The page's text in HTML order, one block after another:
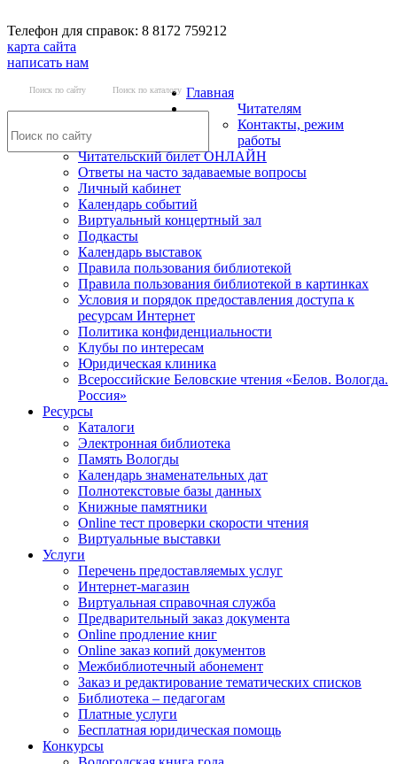
Телефон для справок: 8 8172 759212
карта сайта
написать нам
Поиск по сайту Поиск по каталогу Главная
Читателям
Контакты, режим
работы
Читательский билет ОНЛАЙН
Ответы на часто задаваемые вопросы
Личный кабинет
Календарь событий
Виртуальный концертный зал
Подкасты
Календарь выставок
Правила пользования библиотекой
Правила пользования библиотекой в картинках
Условия и порядок предоставления доступа к
ресурсам Интернет
Политика конфиденциальности
Клубы по интересам
Юридическая клиника
Всероссийские Беловские чтения «Белов. Вологда.
Россия»
Ресурсы
Каталоги
Электронная библиотека
Память Вологды
Календарь знаменательных дат
Полнотекстовые базы данных
Книжные памятники
Online тест проверки скорости чтения
Виртуальные выставки
Услуги
Перечень предоставляемых услуг
Интернет-магазин
Виртуальная справочная служба
Предварительный заказ документа
Online продление книг
Online заказ копий документов
Межбиблиотечный абонемент
Заказ и редактирование тематических списков
Библиотека – педагогам
Платные услуги
Бесплатная юридическая помощь
Конкурсы